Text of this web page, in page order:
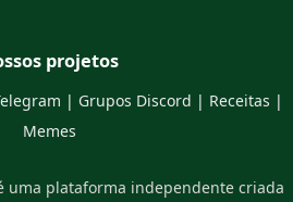
projetos
| Grupos Discord | Receitas |
Memes
uma plataforma independente criada